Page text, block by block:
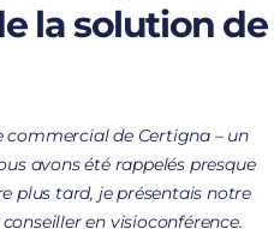
la solution de
commercial de Certigna – un
avons été rappelés presque
plus tard, je présentais notre
en visioconférence.